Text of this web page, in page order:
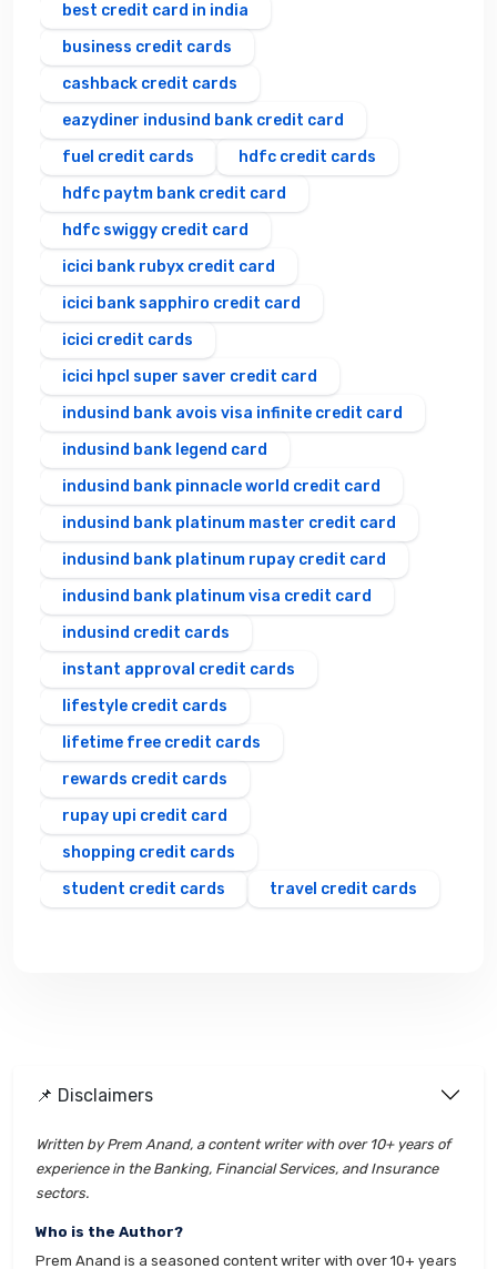
best credit card in india
business credit cards
cashback credit cards
eazydiner indusind bank credit card
fuel credit cards
hdfc credit cards
hdfc paytm bank credit card
hdfc swiggy credit card
icici bank rubyx credit card
icici bank sapphiro credit card
icici credit cards
icici hpcl super saver credit card
indusind bank avois visa infinite credit card
indusind bank legend card
indusind bank pinnacle world credit card
indusind bank platinum master credit card
indusind bank platinum rupay credit card
indusind bank platinum visa credit card
indusind credit cards
instant approval credit cards
lifestyle credit cards
lifetime free credit cards
rewards credit cards
rupay upi credit card
shopping credit cards
student credit cards
travel credit cards
📌 Disclaimers
Written by Prem Anand, a content writer with over 10+ years of
experience in the Banking, Financial Services, and Insurance
sectors.
Who is the Author?
Prem Anand is a seasoned content writer with over 10+ years